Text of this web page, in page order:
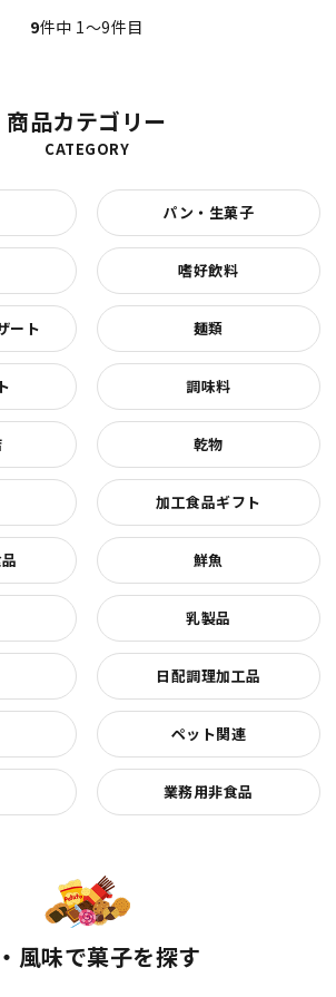
9件中 1〜9件目
商品カテゴリー
CATEGORY
パン・生菓子
嗜好飲料
ート 麺類
調味料
乾物
加工食品ギフト
鮮魚
乳製品
日配調理加工品
ペット関連
業務用非食品
風味で菓子を探す